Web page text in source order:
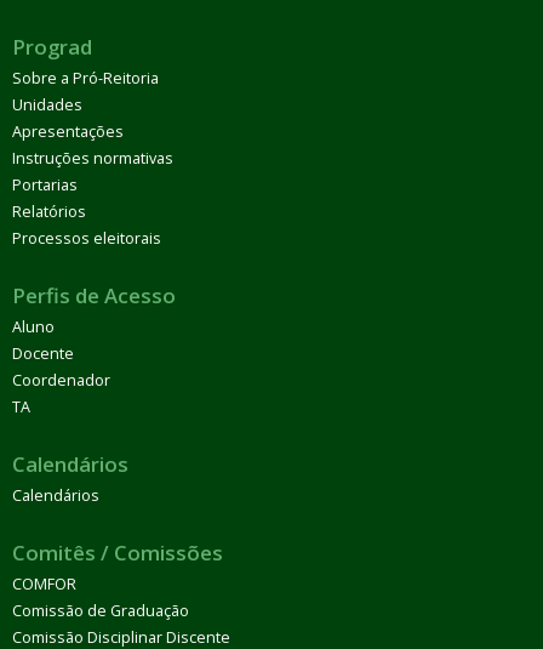
Prograd
Sobre a Pró-Reitoria
Unidades
Apresentações
Instruções normativas
Portarias
Relatórios
Processos eleitorais
Perfis de Acesso
Aluno
Docente
Coordenador
TA
Calendários
Calendários
Comitês / Comissões
COMFOR
Comissão de Graduação
Comissão Disciplinar Discente